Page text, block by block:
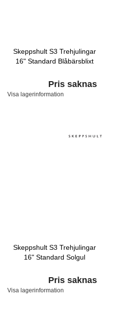
Skeppshult S3 Trehjulingar
16" Standard Blåbärsblixt
Pris saknas
Visa lagerinformation
Skeppshult S3 Trehjulingar
16" Standard Solgul
Pris saknas
Visa lagerinformation